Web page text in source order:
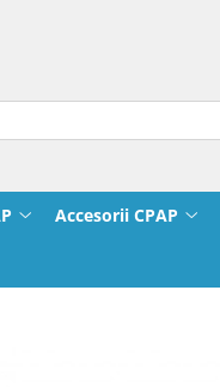
Accesorii CPAP